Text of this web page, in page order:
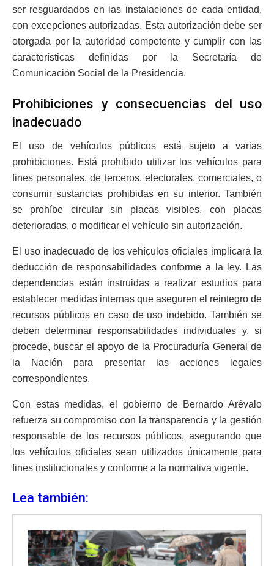
ser resguardados en las instalaciones de cada entidad,
con excepciones autorizadas. Esta autorización debe ser
otorgada por la autoridad competente y cumplir con las
características definidas por la Secretaría de
Comunicación Social de la Presidencia.
Prohibiciones y consecuencias del uso
inadecuado
El uso de vehículos públicos está sujeto a varias
prohibiciones. Está prohibido utilizar los vehículos para
fines personales, de terceros, electorales, comerciales, o
consumir sustancias prohibidas en su interior. También
se prohíbe circular sin placas visibles, con placas
deterioradas, o modificar el vehículo sin autorización.
El uso inadecuado de los vehículos oficiales implicará la
deducción de responsabilidades conforme a la ley. Las
dependencias están instruidas a realizar estudios para
establecer medidas internas que aseguren el reintegro de
recursos públicos en caso de uso indebido. También se
deben determinar responsabilidades individuales y, si
procede, buscar el apoyo de la Procuraduría General de
la Nación para presentar las acciones legales
correspondientes.
Con estas medidas, el gobierno de Bernardo Arévalo
refuerza su compromiso con la transparencia y la gestión
responsable de los recursos públicos, asegurando que
los vehículos oficiales sean utilizados únicamente para
fines institucionales y conforme a la normativa vigente.
Lea también: